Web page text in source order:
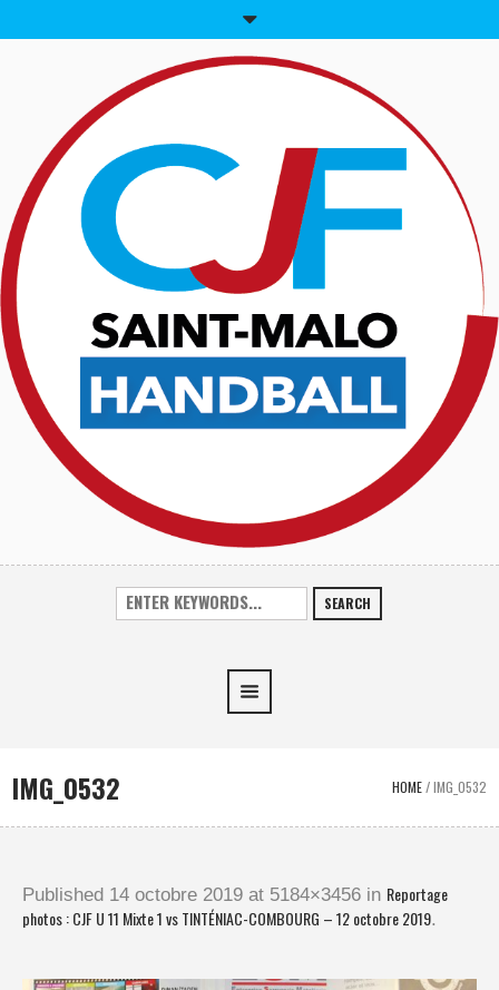
SEARCH
IMG_0532 HOME/IMG_0532
Published 14 octobre 2019 at 5184×3456 in Reportage
photos : CJF U 11 Mixte 1 vs TINTÉNIAC-COMBOURG – 12 octobre 2019.